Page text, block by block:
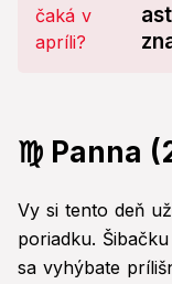
♍ Panna
Vy si tento deň
poriadku.
sa vyhýbate